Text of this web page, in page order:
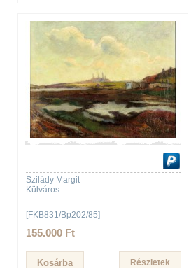
Szilády Margit
Külváros
[FKB831/Bp202/85]
155.000 Ft
Részletek